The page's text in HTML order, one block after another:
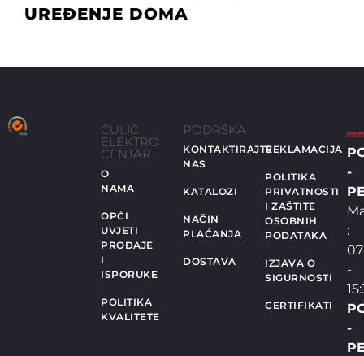
UREĐENJE DOMA
ČULIĆ
ELEKTRO
CENTAR
O
NAMA
OPĆI
UVJETI
PRODAJE
I
ISPORUKE
POLITIKA
KVALITETE
PODRŠKA
KONTAKTIRAJTE
NAS
KATALOZI
NAČIN
PLAĆANJA
DOSTAVA
REKLAMACIJA
POLITIKA
PRIVATNOSTI
I ZAŠTITE
OSOBNIH
PODATAKA
IZJAVA O
SIGURNOSTI
CERTIFIKATI
-
:
-
-